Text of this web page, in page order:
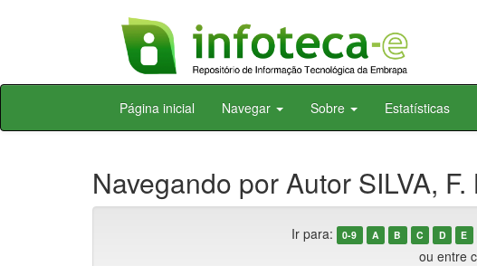
Skip
Página inicial Navegar Sobre Estatísticas
Navegando por Autor SILVA, F.
Ir para: 0-9 A B C D E
ou entre